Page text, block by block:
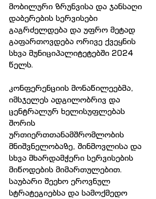
მობილური ზრუნვისა და ჯანსაღი
დაბერების სერვისები
გაგრძელდება და უფრო მეტად
გაფართოვდება ორივე ქვეყნის
სხვა მუნიციპალიტეტებში 2024
წელს.
კონფერენციის მონაწილეებმა,
იმსჯელეს ადგილობრივ და
ცენტრალურ ხელისუფლებას
შორის
ურთიერთთანამშრომლობის
მნიშვნელობაზე, შინმოვლისა და
სხვა მხარდამჭერი სერვისების
მიწოდების მიმართულებით.
საუბარი შეეხო ეროვნულ
სტრატეგიებსა და სამოქმედო